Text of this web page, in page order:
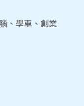
、學車、創業